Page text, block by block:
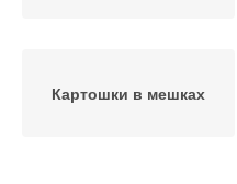
Картошки в мешках